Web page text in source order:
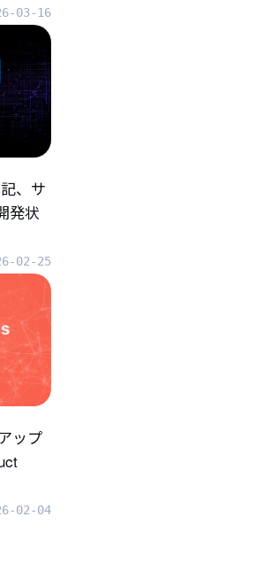
03-16
、サ
発状
02-25
ップ
02-04